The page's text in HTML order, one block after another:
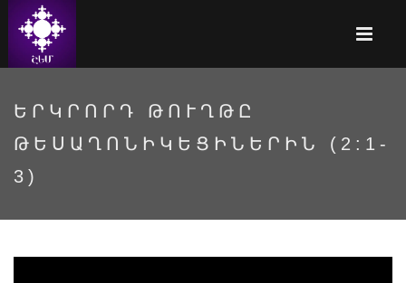
ԵՐԿՐՈՐԴ ԹՈՒՂԹԸ
ԹԵՍԱՂՈՆԻԿԵՑԻՆԵՐԻՆ (2:1-
3)